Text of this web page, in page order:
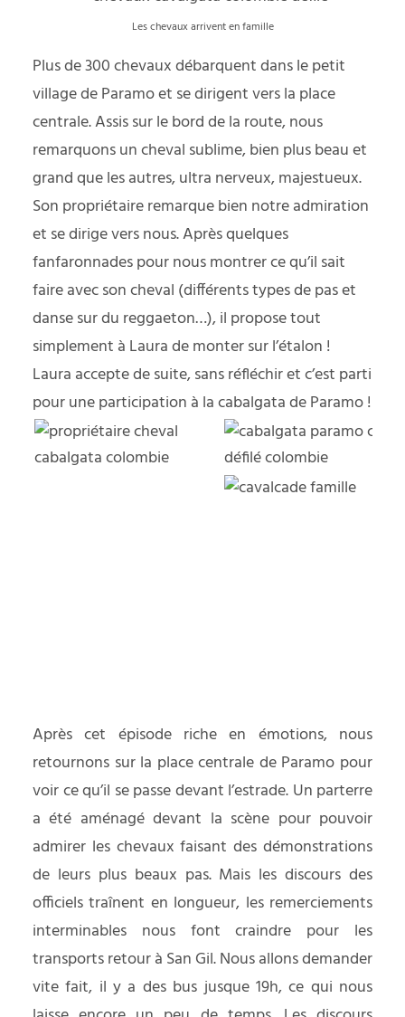
Les chevaux arrivent en famille
Plus de 300 chevaux débarquent dans le petit
village de Paramo et se dirigent vers la place
centrale. Assis sur le bord de la route, nous
remarquons un cheval sublime, bien plus beau et
grand que les autres, ultra nerveux, majestueux.
Son propriétaire remarque bien notre admiration
et se dirige vers nous. Après quelques
fanfaronnades pour nous montrer ce qu’il sait
faire avec son cheval (différents types de pas et
danse sur du reggaeton…), il propose tout
simplement à Laura de monter sur l’étalon !
Laura accepte de suite, sans réfléchir et c’est parti
pour une participation à la cabalgata de Paramo !
Après cet épisode riche en émotions, nous
retournons sur la place centrale de Paramo pour
voir ce qu’il se passe devant l’estrade. Un parterre
a été aménagé devant la scène pour pouvoir
admirer les chevaux faisant des démonstrations
de leurs plus beaux pas. Mais les discours des
officiels traînent en longueur, les remerciements
interminables nous font craindre pour les
transports retour à San Gil. Nous allons demander
vite fait, il y a des bus jusque 19h, ce qui nous